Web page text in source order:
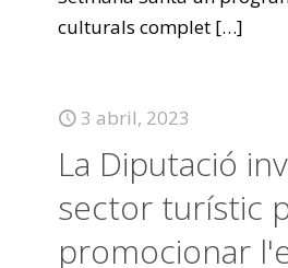
culturals complet […]
3 abril, 2023
La Diputació
sector turístic
promocionar